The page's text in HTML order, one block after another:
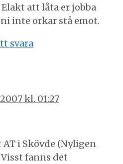
att låta er jobba
inte orkar stå emot.
svara
kl. 01:27
i Skövde (Nyligen
fanns det